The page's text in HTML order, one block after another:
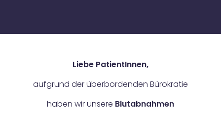
Liebe PatientInnen,
aufgrund der überbordenden Bürokratie
haben wir unsere Blutabnahmen